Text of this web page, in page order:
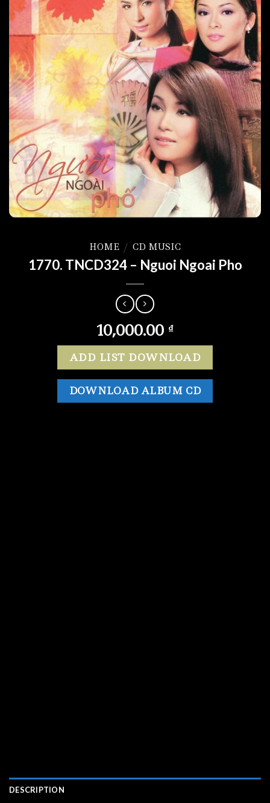
HOME / CD MUSIC
1770. TNCD324 – Nguoi Ngoai Pho
10,000.00 ₫
ADD LIST DOWNLOAD
DOWNLOAD ALBUM CD
DESCRIPTION